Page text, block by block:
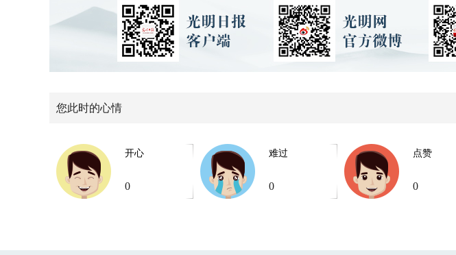
您此时的心情
开心
0
难过
0
点赞
0